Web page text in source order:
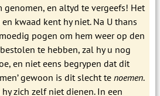
genomen, en altyd te vergeefs! Het
kwaad kent hy niet. Na U thans
pogen om hem weer op den
te hebben, zal hy u nog
en niet eens begrypen dat dit
gewoon is dit slecht te noemen.
zich zelf niet dienen. In een